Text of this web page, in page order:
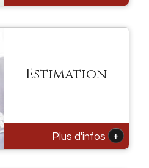
Estimation
Plus d'infos +